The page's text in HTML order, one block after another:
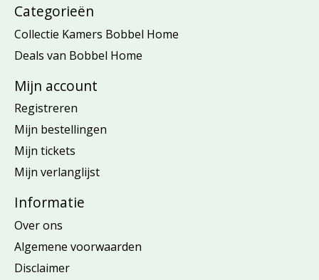
Categorieën
Collectie Kamers Bobbel Home
Deals van Bobbel Home
Mijn account
Registreren
Mijn bestellingen
Mijn tickets
Mijn verlanglijst
Informatie
Over ons
Algemene voorwaarden
Disclaimer